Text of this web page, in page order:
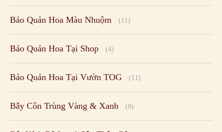
Bảo Quản Hoa Màu Nhuộm (11)
Bảo Quản Hoa Tại Shop (4)
Bảo Quản Hoa Tại Vườn TOG (11)
Bẫy Côn Trùng Vàng & Xanh (8)